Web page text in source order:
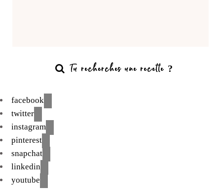
facebook
twitter
instagram
pinterest
snapchat
linkedin
youtube